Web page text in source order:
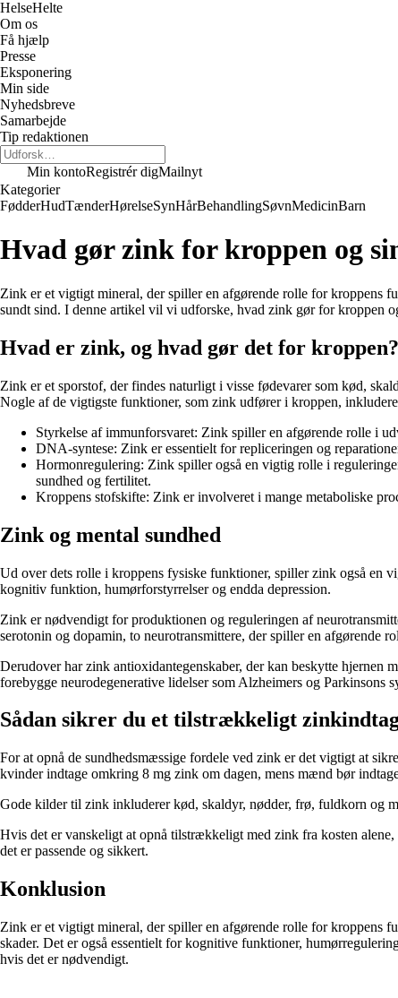
HelseHelte
Om os
Få hjælp
Presse
Eksponering
Min side
Nyhedsbreve
Samarbejde
Tip redaktionen
Min kontoRegistrér digMailnyt
Kategorier
FødderHudTænderHørelseSynHårBehandlingSøvnMedicinBarn
Hvad gør zink for kroppen og
Zink er et vigtigt mineral, der spiller en afgørende rolle for kroppens
sundt sind. I denne artikel vil vi udforske, hvad zink gør for kroppen
Hvad er zink, og hvad gør det for kroppen?
Zink er et sporstof, der findes naturligt i visse fødevarer som kød,
Nogle af de vigtigste funktioner, som zink udfører i kroppen,
Styrkelse af immunforsvaret: Zink spiller en afgørende rolle i
DNA-syntese: Zink er essentielt for repliceringen og
Hormonregulering: Zink spiller også en vigtig rolle i
sundhed og fertilitet.
Kroppens stofskifte: Zink er involveret i mange metaboliske
Zink og mental sundhed
Ud over dets rolle i kroppens fysiske funktioner, spiller zink også en
kognitiv funktion, humørforstyrrelser og endda depression.
Zink er nødvendigt for produktionen og reguleringen af
serotonin og dopamin, to neurotransmittere, der spiller en afgørende
Derudover har zink antioxidantegenskaber, der kan beskytte
forebygge neurodegenerative lidelser som Alzheimers og Parkinsons
Sådan sikrer du et tilstrækkeligt
For at opnå de sundhedsmæssige fordele ved zink er det vigtigt at
kvinder indtage omkring 8 mg zink om dagen, mens mænd bør
Gode kilder til zink inkluderer kød, skaldyr, nødder, frø, fuldkorn og
Hvis det er vanskeligt at opnå tilstrækkeligt med zink fra kosten
det er passende og sikkert.
Konklusion
Zink er et vigtigt mineral, der spiller en afgørende rolle for kroppens
skader. Det er også essentielt for kognitive funktioner,
hvis det er nødvendigt.